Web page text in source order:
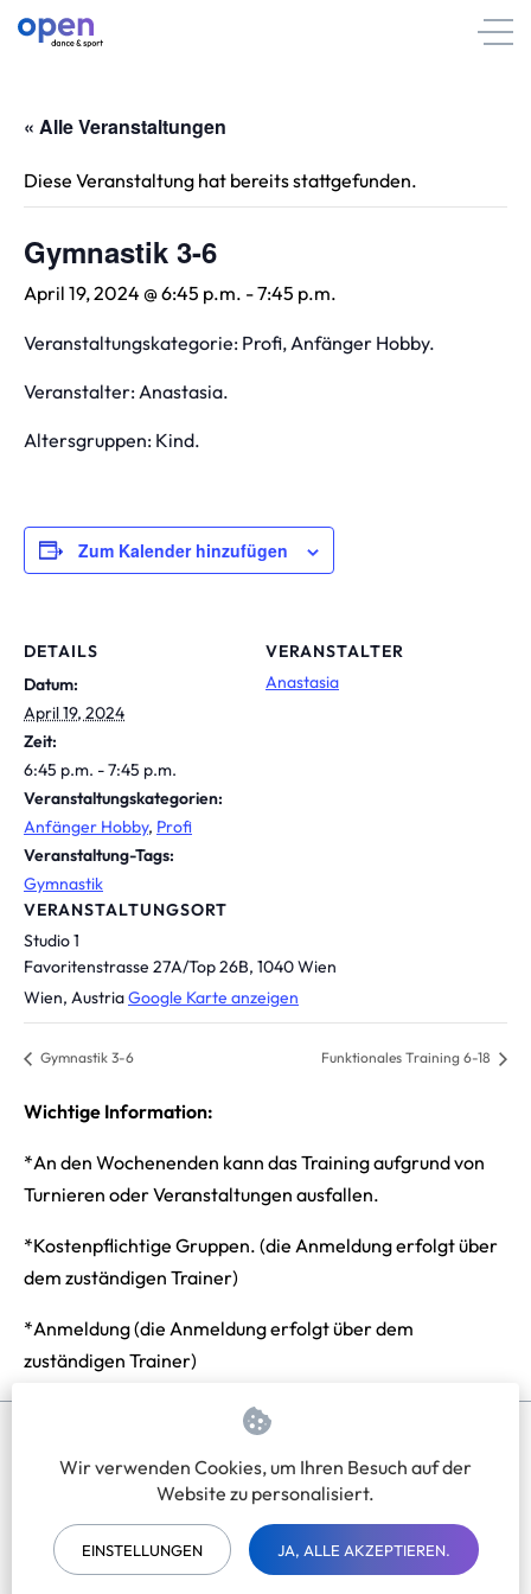
« Alle Veranstaltungen
Diese Veranstaltung hat bereits stattgefunden.
Gymnastik 3-6
April 19, 2024 @ 6:45 p.m. -7:45 p.m.
Veranstaltungskategorie: Profi, Anfänger Hobby.
Veranstalter: Anastasia.
Altersgruppen: Kind.
Zum Kalender hinzufügen
DETAILS
Datum:
April 19, 2024
Zeit:
6:45 p.m. - 7:45 p.m.
Veranstaltungskategorien:
Anfänger Hobby, Profi
Veranstaltung-Tags:
Gymnastik
VERANSTALTUNGSORT
Studio 1
Favoritenstrasse 27A/Top 26B, 1040 Wien
Wien, AustriaGoogle Karte anzeigen
VERANSTALTER
Anastasia
Gymnastik 3-6 Funktionales Training 6-18
Wichtige Information:
*An den Wochenenden kann das Training aufgrund von
Turnieren oder Veranstaltungen ausfallen.
*Kostenpflichtige Gruppen. (die Anmeldung erfolgt über
dem zuständigen Trainer)
*Anmeldung (die Anmeldung erfolgt über dem
zuständigen Trainer)
Impressum Datenschutzerklärung
Wir verwenden Cookies, um Ihren Besuch auf der
Website zu personalisiert.
EINSTELLUNGEN JA, ALLE AKZEPTIEREN.